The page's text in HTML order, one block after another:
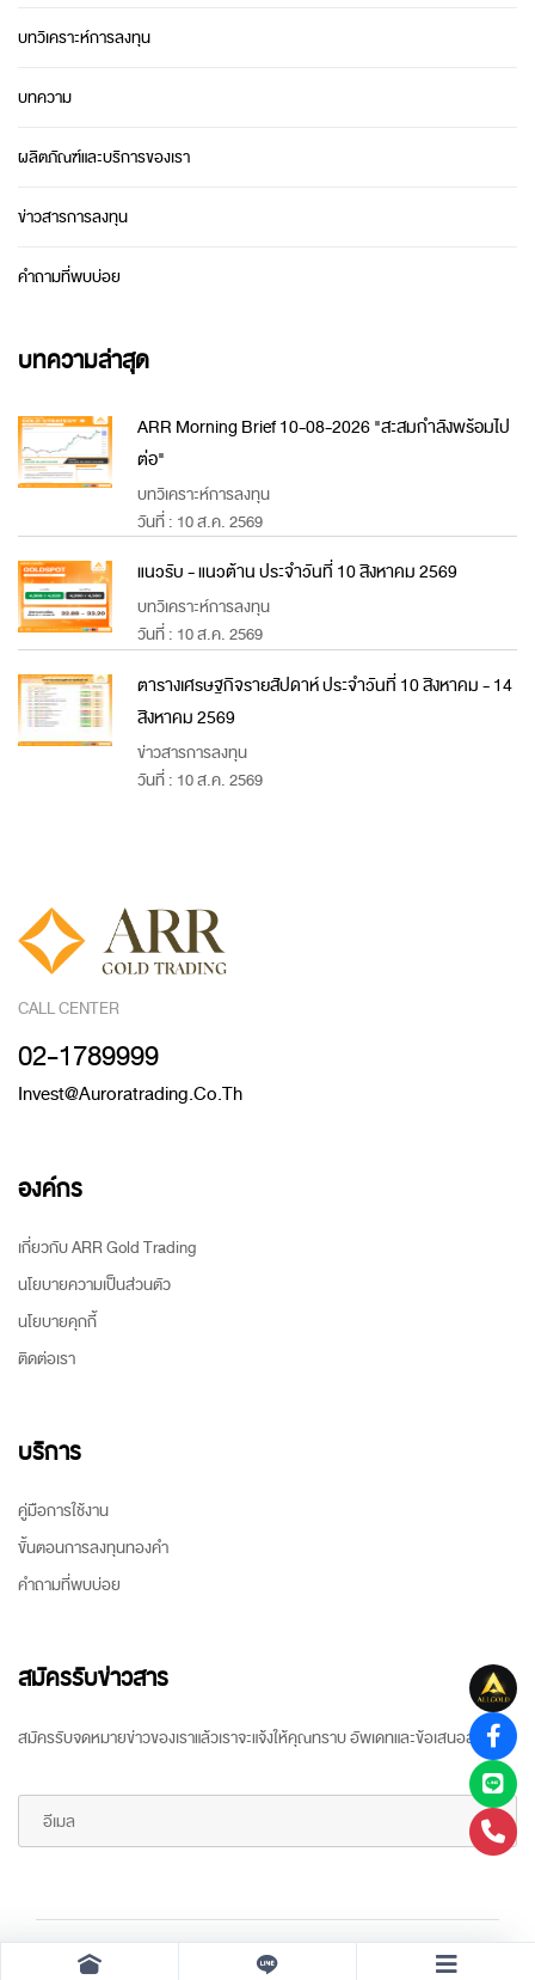
บทวิเคราะห์การลงทุน
บทความ
ผลิตภัณฑ์และบริการของเรา
ข่าวสารการลงทุน
คำถามที่พบบ่อย
บทความล่าสุด
ARR Morning Brief 10-08-2026 "สะสมกำลังพร้อมไป
ต่อ"
บทวิเคราะห์การลงทุน
วันที่ : 10 ส.ค. 2569
แนวรับ - แนวต้าน ประจำวันที่ 10 สิงหาคม 2569
บทวิเคราะห์การลงทุน
วันที่ : 10 ส.ค. 2569
ตารางเศรษฐกิจรายสัปดาห์ ประจำวันที่ 10 สิงหาคม - 14
สิงหาคม 2569
ข่าวสารการลงทุน
วันที่ : 10 ส.ค. 2569
CALL CENTER
02-1789999
Invest@auroratrading.co.th
องค์กร
เกี่ยวกับ ARR Gold Trading
นโยบายความเป็นส่วนตัว
นโยบายคุกกี้
ติดต่อเรา
บริการ
คู่มือการใช้งาน
ขั้นตอนการลงทุนทองคำ
คำถามที่พบบ่อย
สมัครรับข่าวสาร
สมัครรับจดหมายข่าวของเราแล้วเราจะแจ้งให้คุณทราบ อัพเดทและข้อเสนอล่าสุด